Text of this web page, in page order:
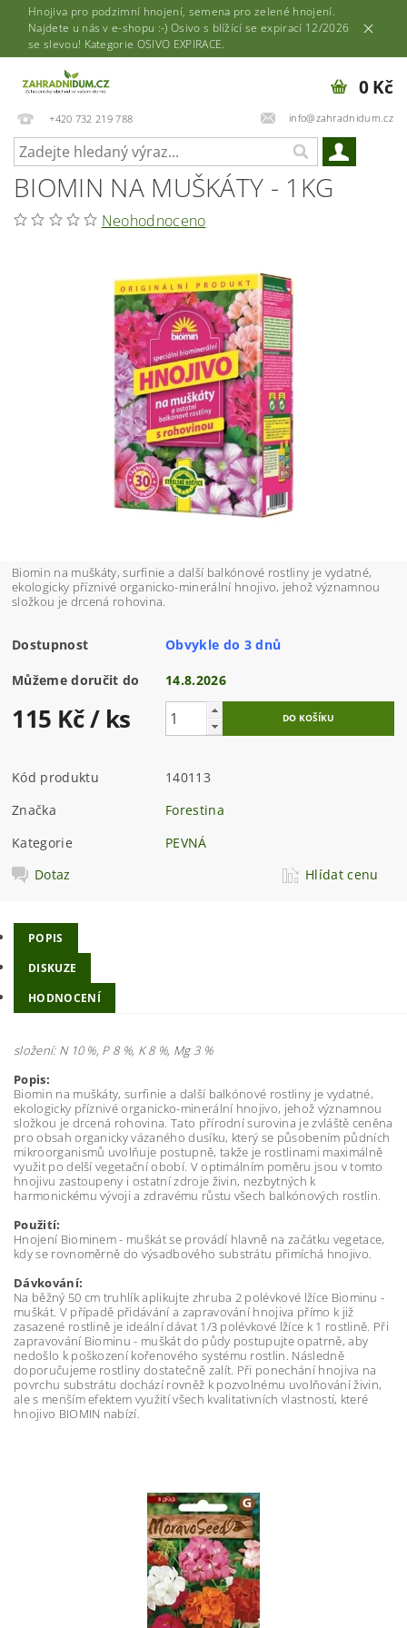
Hnojiva pro podzimní hnojení, semena pro zelené hnojení.
Najdete u nás v e-shopu :-) Osivo s blížící se expirací 12/2026
se slevou! Kategorie OSIVO EXPIRACE.
+420 732 219 788 info@zahradnidum.cz
0 Kč
BIOMIN NA MUŠKÁTY - 1KG
Neohodnoceno
Biomin na muškáty, surfinie a další balkónové rostliny je vydatné,
ekologicky příznivé organicko-minerální hnojivo, jehož významnou
složkou je drcená rohovina.
Dostupnost Obvykle do 3 dnů
Můžeme doručit do 14.8.2026
115 Kč/ ks
Kód produktu
140113
Značka
Forestina
Kategorie
PEVNÁ
Dotaz
Hlídat cenu
POPIS
DISKUZE
HODNOCENÍ
složení: N 10 %, P 8 %, K 8 %, Mg 3 %
Popis:
Biomin na muškáty, surfinie a další balkónové rostliny je vydatné,
ekologicky příznivé organicko-minerální hnojivo, jehož významnou
složkou je drcená rohovina. Tato přírodní surovina je zvláště ceněna
pro obsah organicky vázaného dusíku, který se působením půdních
mikroorganismů uvolňuje postupně, takže je rostlinami maximálně
využit po delší vegetační obobí. V optimálním poměru jsou v tomto
hnojivu zastoupeny i ostatní zdroje živin, nezbytných k
harmonickému vývoji a zdravému růstu všech balkónových rostlin.
Použití:
Hnojení Biominem - muškát se provádí hlavně na začátku vegetace,
kdy se rovnoměrně do výsadbového substrátu přimíchá hnojivo.
Dávkování:
Na běžný 50 cm truhlík aplikujte zhruba 2 polévkové lžíce Biominu -
muškát. V případě přidávání a zapravování hnojiva přímo k již
zasazené rostlině je ideální dávat 1/3 polévkové lžíce k 1 rostlině. Při
zapravování Biominu - muškát do půdy postupujte opatrně, aby
nedošlo k poškození kořenového systému rostlin. Následně
doporučujeme rostliny dostatečně zalít. Při ponechání hnojiva na
povrchu substrátu dochází rovněž k pozvolnému uvolňování živin,
ale s menším efektem využití všech kvalitativních vlastností, které
hnojivo BIOMIN nabízí.